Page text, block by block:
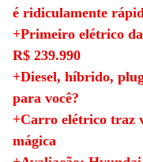
é ridiculamente
+Primeiro elétrico
R$ 239.990
+Diesel, híbrido,
para você?
+Carro elétrico traz
mágica